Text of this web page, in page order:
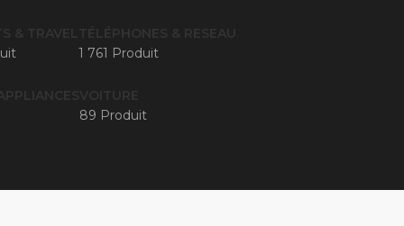
1 761 Produit
89 Produit